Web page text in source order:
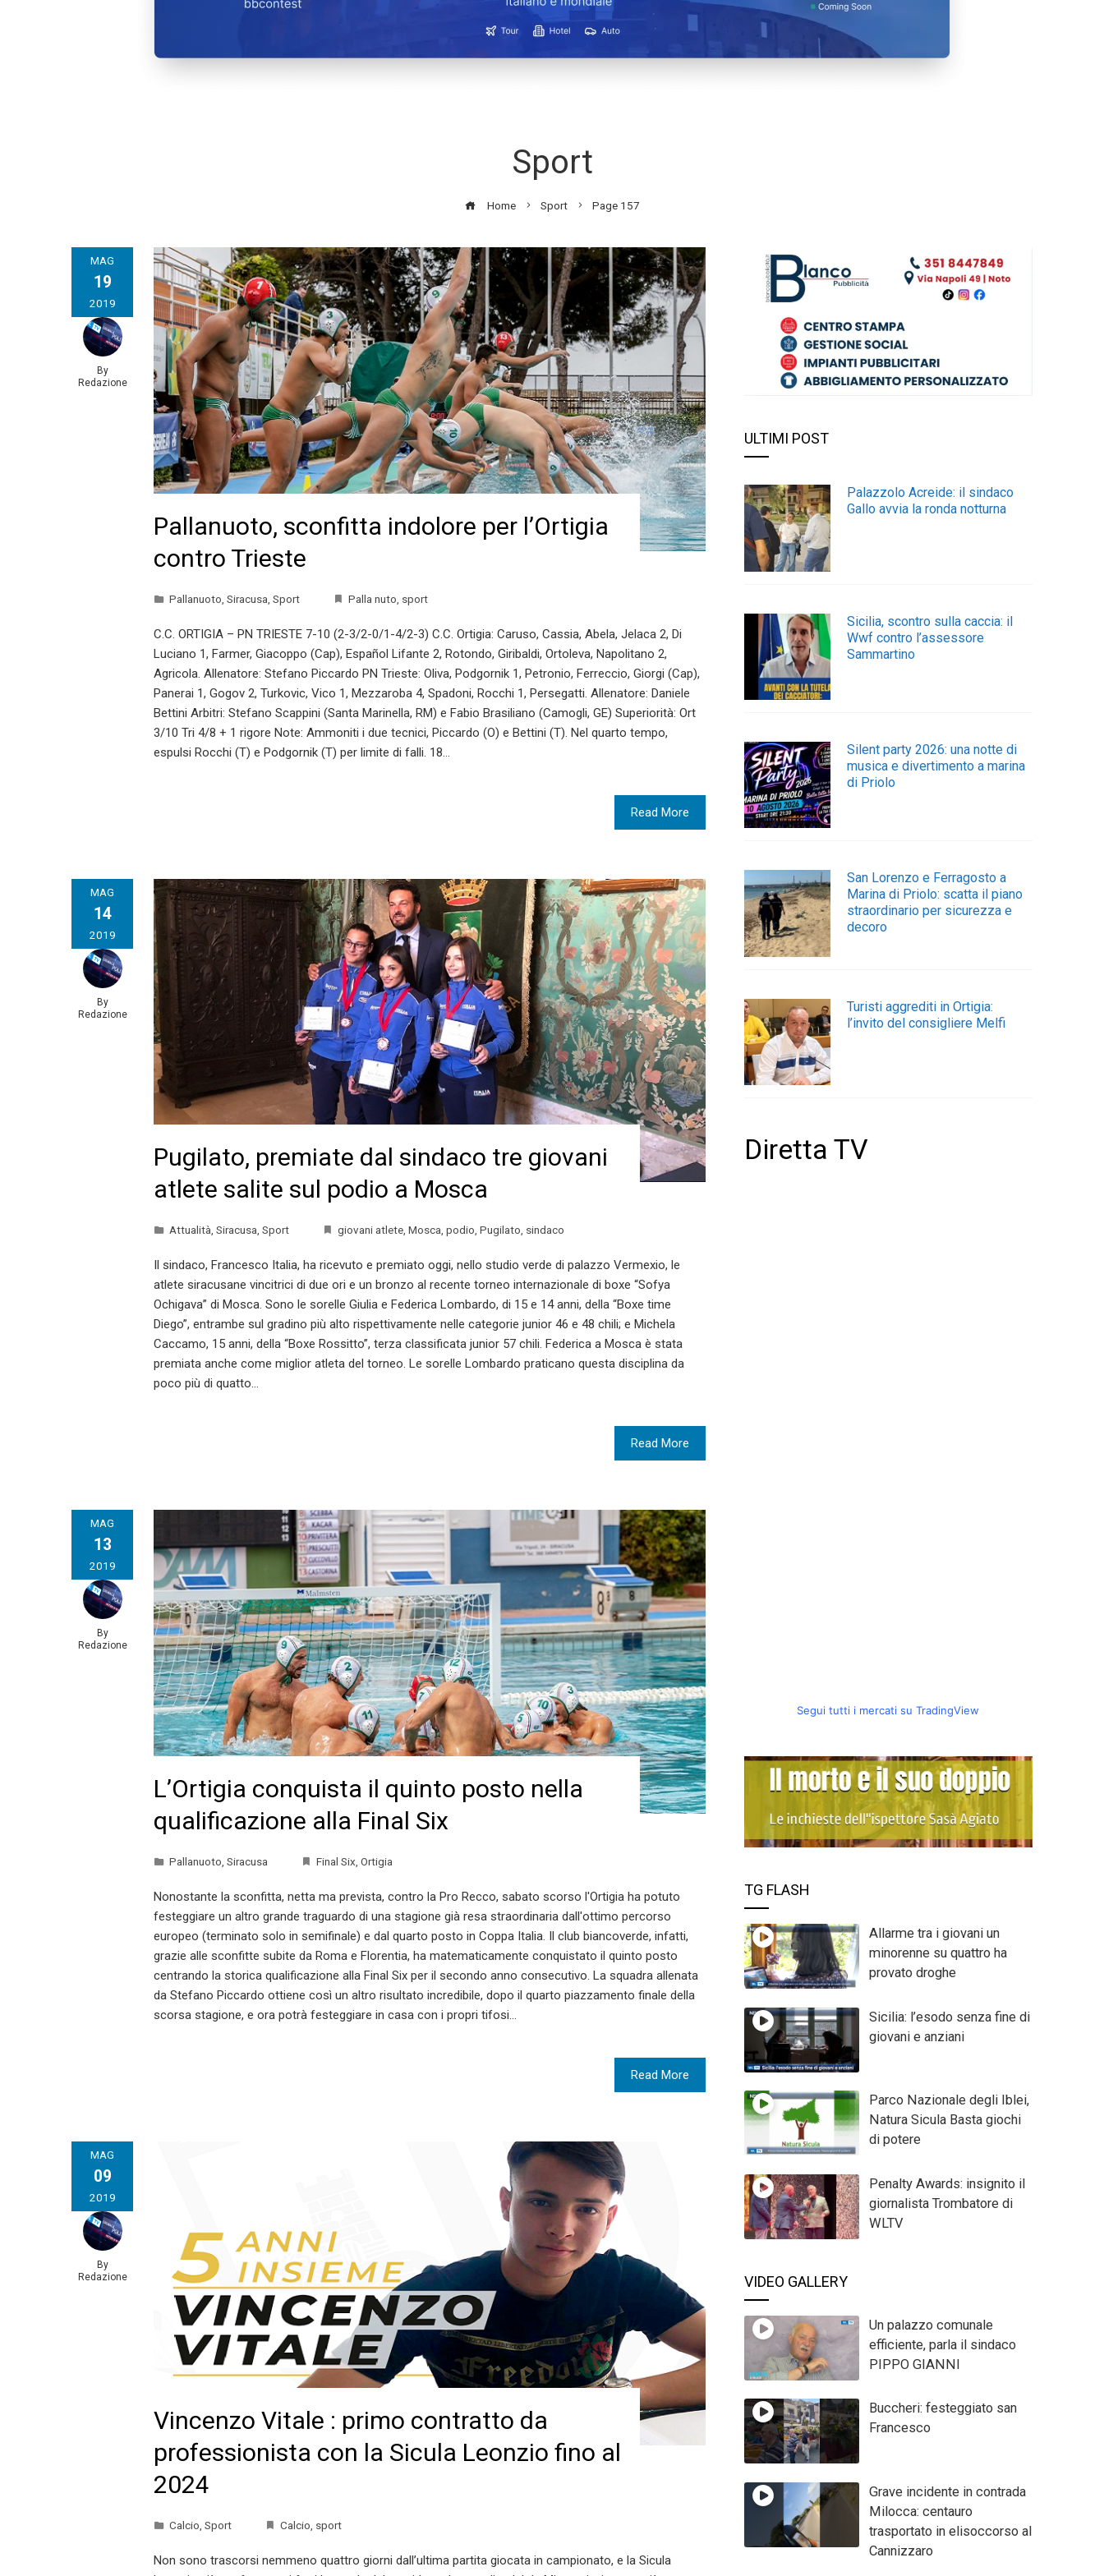
Sport
Home Sport Page 157
MAG
19
2019
By
Redazione
Pallanuoto, sconfitta indolore per l’Ortigia
contro Trieste
Pallanuoto Siracusa Sport Palla nuto sport
C.C. ORTIGIA – PN TRIESTE 7-10 (2-3/2-0/1-4/2-3) C.C. Ortigia: Caruso, Cassia, Abela, Jelaca 2, Di
Luciano 1, Farmer, Giacoppo (Cap), Español Lifante 2, Rotondo, Giribaldi, Ortoleva, Napolitano 2,
Agricola. Allenatore: Stefano Piccardo PN Trieste: Oliva, Podgornik 1, Petronio, Ferreccio, Giorgi (Cap),
Panerai 1, Gogov 2, Turkovic, Vico 1, Mezzaroba 4, Spadoni, Rocchi 1, Persegatti. Allenatore: Daniele
Bettini Arbitri: Stefano Scappini (Santa Marinella, RM) e Fabio Brasiliano (Camogli, GE) Superiorità: Ort
3/10 Tri 4/8 + 1 rigore Note: Ammoniti i due tecnici, Piccardo (O) e Bettini (T). Nel quarto tempo,
espulsi Rocchi (T) e Podgornik (T) per limite di falli. 18…
Read More
MAG
14
2019
By
Redazione
Pugilato, premiate dal sindaco tre giovani
atlete salite sul podio a Mosca
Attualità, Siracusa, Sport giovani atlete, Mosca, podio, Pugilato, sindaco
Il sindaco, Francesco Italia, ha ricevuto e premiato oggi, nello studio verde di palazzo Vermexio, le
atlete siracusane vincitrici di due ori e un bronzo al recente torneo internazionale di boxe “Sofya
Ochigava” di Mosca. Sono le sorelle Giulia e Federica Lombardo, di 15 e 14 anni, della “Boxe time
Diego”, entrambe sul gradino più alto rispettivamente nelle categorie junior 46 e 48 chili; e Michela
Caccamo, 15 anni, della “Boxe Rossitto”, terza classificata junior 57 chili. Federica a Mosca è stata
premiata anche come miglior atleta del torneo. Le sorelle Lombardo praticano questa disciplina da
poco più di quatto…
Read More
MAG
13
2019
By
Redazione
L’Ortigia conquista il quinto posto nella
qualificazione alla Final Six
Pallanuoto Siracusa Final Six Ortigia
Nonostante la sconfitta, netta ma prevista, contro la Pro Recco, sabato scorso l'Ortigia ha potuto
festeggiare un altro grande traguardo di una stagione già resa straordinaria dall'ottimo percorso
europeo (terminato solo in semifinale) e dal quarto posto in Coppa Italia. Il club biancoverde, infatti,
grazie alle sconfitte subite da Roma e Florentia, ha matematicamente conquistato il quinto posto
centrando la storica qualificazione alla Final Six per il secondo anno consecutivo. La squadra allenata
da Stefano Piccardo ottiene così un altro risultato incredibile, dopo il quarto piazzamento finale della
scorsa stagione, e ora potrà festeggiare in casa con i propri tifosi…
Read More
MAG
09
2019
By
Redazione
Vincenzo Vitale : primo contratto da
professionista con la Sicula Leonzio fino al
2024
Calcio Sport Calcio sport
Non sono trascorsi nemmeno quattro giorni dall’ultima partita giocata in campionato, e la Sicula
ULTIMI POST
Palazzolo Acreide: il sindaco
Gallo avvia la ronda notturna
Sicilia, scontro sulla caccia: il
Wwf contro l’assessore
Sammartino
Silent party 2026: una notte di
musica e divertimento a marina
di Priolo
San Lorenzo e Ferragosto a
Marina di Priolo: scatta il piano
straordinario per sicurezza e
decoro
Turisti aggrediti in Ortigia:
l’invito del consigliere Melfi
Diretta TV
Segui tutti i mercati su TradingView
TG FLASH
Allarme tra i giovani un
minorenne su quattro ha
provato droghe
Sicilia: l’esodo senza fine di
giovani e anziani
Parco Nazionale degli Iblei,
Natura Sicula Basta giochi
di potere
Penalty Awards: insignito il
giornalista Trombatore di
WLTV
VIDEO GALLERY
Un palazzo comunale
efficiente, parla il sindaco
PIPPO GIANNI
Buccheri: festeggiato san
Francesco
Grave incidente in contrada
Milocca: centauro
trasportato in elisoccorso al
Cannizzaro